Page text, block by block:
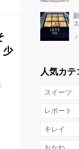
少
人気カテ
スイーツ
レポート
キレイ